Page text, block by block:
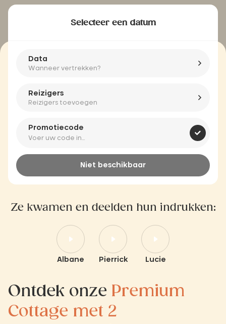
Selecteer een datum
Data
Wanneer vertrekken?
Reizigers
Reizigers toevoegen
Promotiecode
Niet beschikbaar
Ze kwamen en deelden hun indrukken:
Albane Pierrick Lucie
Ontdek onze Premium
Cottage met 2